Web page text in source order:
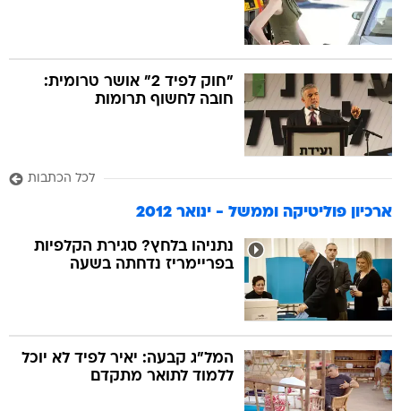
"חוק לפיד 2" אושר טרומית:
חובה לחשוף תרומות
לכל הכתבות
ארכיון פוליטיקה וממשל - ינואר 2012
נתניהו בלחץ? סגירת הקלפיות
בפריימריז נדחתה בשעה
המל"ג קבעה: יאיר לפיד לא יוכל
ללמוד לתואר מתקדם